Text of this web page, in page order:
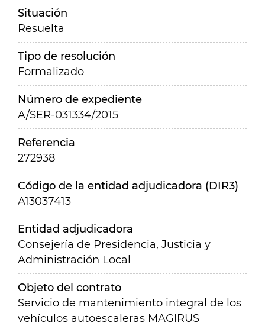
Situación
Resuelta
Tipo de resolución
Formalizado
Número de expediente
A/SER-031334/2015
Referencia
272938
Código de la entidad adjudicadora (DIR3)
A13037413
Entidad adjudicadora
Consejería de Presidencia, Justicia y
Administración Local
Objeto del contrato
Servicio de mantenimiento integral de los
vehículos autoescaleras MAGIRUS